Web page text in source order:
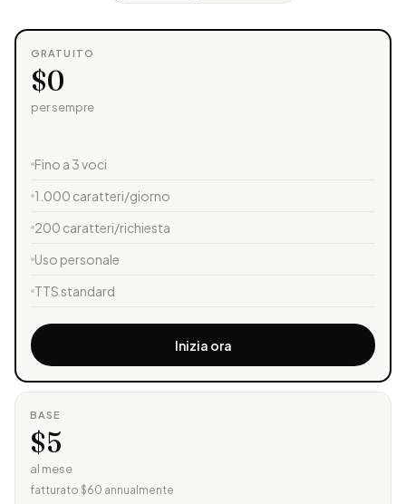
GRATUITO
$0
per sempre
Fino a 3 voci
1.000 caratteri/giorno
200 caratteri/richiesta
Uso personale
TTS standard
Inizia ora
BASE
$5
al mese
fatturato $60 annualmente